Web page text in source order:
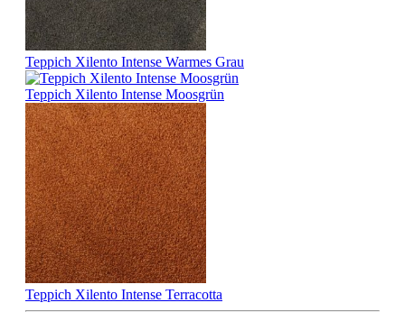
Teppich Xilento Intense Warmes Grau
Teppich Xilento Intense Moosgrün
Teppich Xilento Intense Terracotta